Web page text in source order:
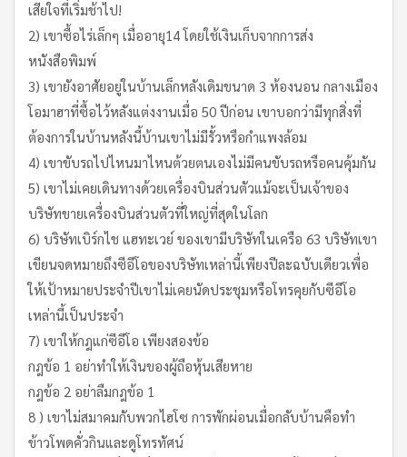
เสียใจที่เริ่มช้าไป!
2) เขาซื้อไร่เล็กๆ เมื่ออายุ14 โดยใช้เงินเก็บจากการส่ง
หนังสือพิมพ์
3) เขายังอาศัยอยู่ในบ้านเล็กหลังเดิมขนาด 3 ห้องนอน กลางเมือง
โอมาฮาที่ซื้อไว้หลังแต่งงานเมื่อ 50 ปีก่อน เขาบอกว่ามีทุกสิ่งที่
ต้องการในบ้านหลังนี้บ้านเขาไม่มีรั้วหรือกำแพงล้อม
4) เขาขับรถไปไหนมาไหนต้วยตนเองไม่มีคนขับรถหรือคนคุ้มกัน
5) เขาไม่เคยเดินทางด้วยเครื่องบินส่วนตัวแม้จะเป็นเจ้าของ
บริษัทขายเครื่องบินส่วนตัวที่ใหญ่ที่สุดในโลก
6) บริษัทเบิร์กไช แฮทะเวย์ ของเขามีบริษัทในเครือ 63 บริษัทเขา
เขียนจดหมายถึงซีอีโอของบริษัทเหล่านี้เพียงปีละฉบับเดียวเพื่อ
ให้เป้าหมายประจำปีเขาไม่เคยนัดประชุมหรือโทรคุยกับซีอีโอ
เหล่านี้เป็นประจำ
7) เขาให้กฎแก่ซีอีโอ เพียงสองข้อ
กฎข้อ 1 อย่าทำให้เงินของผู้ถือหุ้นเสียหาย
กฎข้อ 2 อย่าลืมกฎข้อ 1
8 ) เขาไม่สมาคมกับพวกไฮโซ การพักผ่อนเมื่อกลับบ้านคือทำ
ข้าวโพดคั่วกินและดูโทรทัศน์